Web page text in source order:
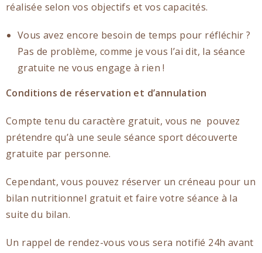
réalisée selon vos objectifs et vos capacités.
Vous avez encore besoin de temps pour réfléchir ?
Pas de problème, comme je vous l’ai dit, la séance
gratuite ne vous engage à rien !
Conditions de réservation et d’annulation
Compte tenu du caractère gratuit, vous ne pouvez
prétendre qu’à une seule séance sport découverte
gratuite par personne.
Cependant, vous pouvez réserver un créneau pour un
bilan nutritionnel gratuit et faire votre séance à la
suite du bilan.
Un rappel de rendez-vous vous sera notifié 24h avant